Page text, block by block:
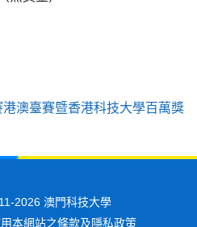
澳臺賽暨香港科技大學百萬獎
2026 澳門科技大學
本網站之條款及隱私政策